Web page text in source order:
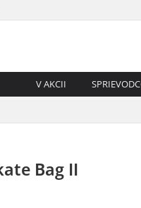
V AKCII
Bag II